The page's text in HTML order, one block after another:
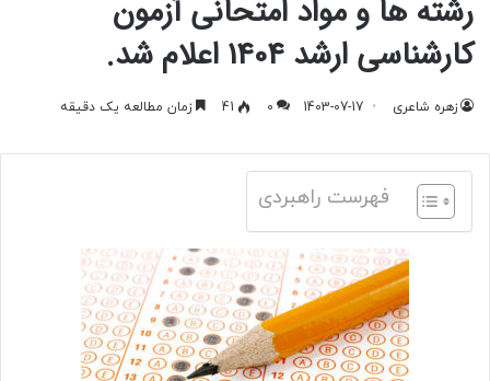
رشته ها و مواد امتحانی آزمون
کارشناسی ارشد 1404 اعلام شد.
زهره شاعری 1403-07-17
0
41 زمان مطالعه یک دقیقه
فهرست راهبردی